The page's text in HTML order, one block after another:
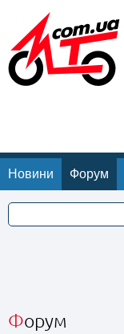
Новини Форум
Форум